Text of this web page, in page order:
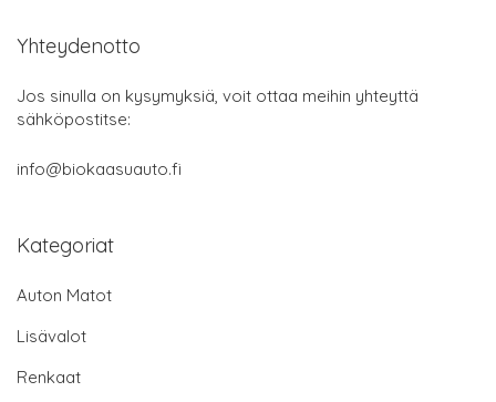
Yhteydenotto
Jos sinulla on kysymyksiä, voit ottaa meihin yhteyttä
sähköpostitse:
info@biokaasuauto.fi
Kategoriat
Auton Matot
Lisävalot
Renkaat